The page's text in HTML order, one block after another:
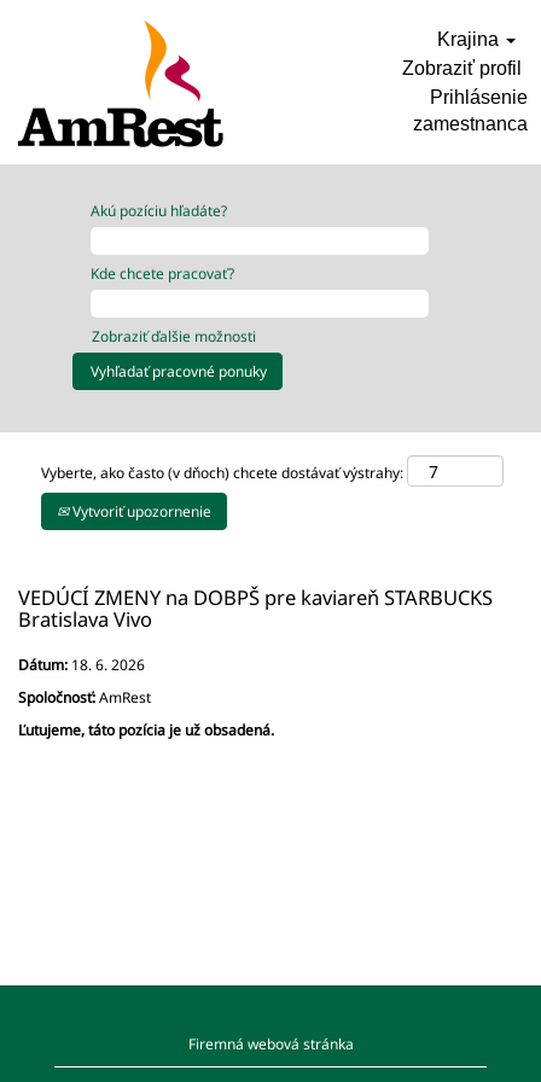
Krajina
Zobraziť profil
Prihlásenie
zamestnanca
Akú pozíciu hľadáte?
Kde chcete pracovať?
Zobraziť ďalšie možnosti
Vyberte, ako často (v dňoch) chcete dostávať výstrahy:
Vytvoriť upozornenie
VEDÚCÍ ZMENY na DOBPŠ pre kaviareň STARBUCKS
Bratislava Vivo
Dátum: 18. 6. 2026
Spoločnosť:AmRest
Ľutujeme, táto pozícia je už obsadená.
Firemná webová stránka